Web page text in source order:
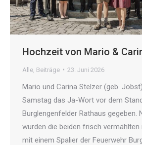
Hochzeit von Mario &
Alle Beiträge 23. Juni 2026
Mario und Carina Stelzer (geb.
Samstag das Ja-Wort vor dem
Burglengenfelder Rathaus gegeben.
wurden die beiden frisch vermählten
mit einem Spalier der Feuerwehr